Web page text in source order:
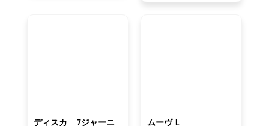
ディスカ
7ジャーニ
ムーヴ L